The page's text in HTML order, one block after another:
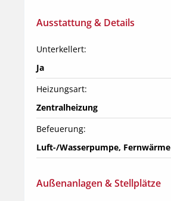
Ausstattung & Details
Unterkellert:
Ja
Heizungsart:
Zentralheizung
Befeuerung:
Luft-/Wasserpumpe, Fernwärme
Außenanlagen & Stellplätze